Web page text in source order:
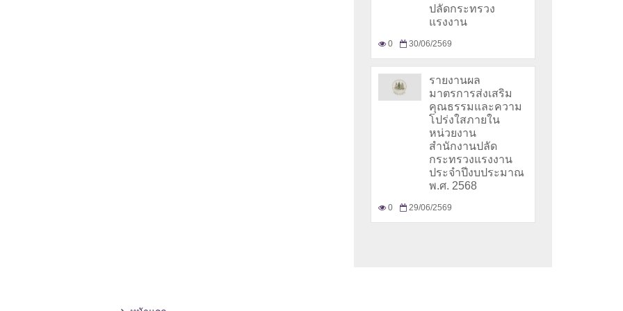
ปลัดกระทรวง
แรงงาน
0 30/06/2569
รายงานผล
มาตรการส่งเสริม
คุณธรรมและความ
โปร่งใสภายใน
หน่วยงาน
สำนักงานปลัด
กระทรวงแรงงาน
ประจำปีงบประมาณ
พ.ศ. 2568
0 29/06/2569